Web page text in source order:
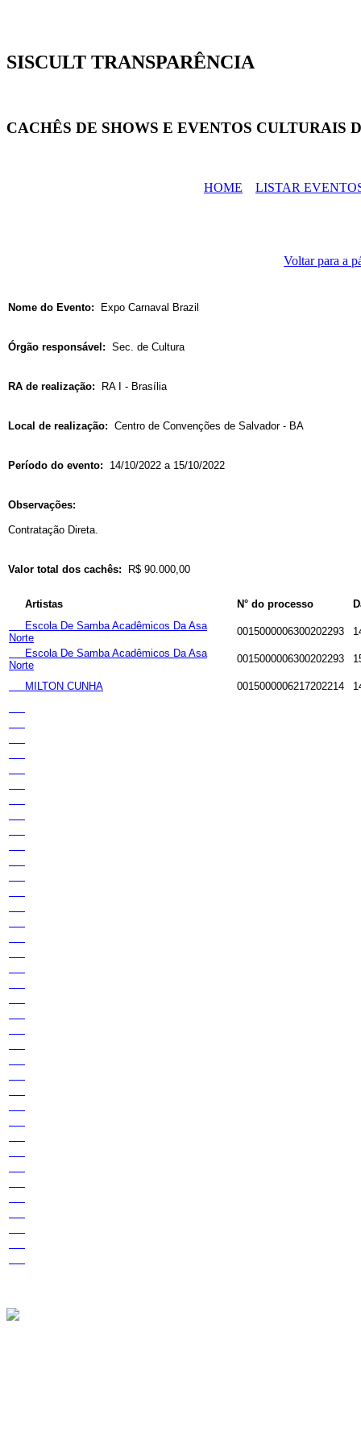
SISCULT TRANSPARÊNCIA
CACHÊS DE SHOWS E EVENTOS CULTURAIS
HOME LISTAR
Voltar para a
Nome do Evento: Expo Carnaval Brazil
Órgão responsável: Sec. de Cultura
RA de realização: RA I - Brasília
Local de realização: Centro de Convenções de Salvador - BA
Período do evento: 14/10/2022 a 15/10/2022
Observações:
Contratação Direta.
Valor total dos cachês: R$ 90.000,00
Artistas N° do processo
Escola De Samba Acadêmicos Da Asa
Norte
0015000006300202293
Escola De Samba Acadêmicos Da Asa
Norte
0015000006300202293
MILTON CUNHA 0015000006217202214